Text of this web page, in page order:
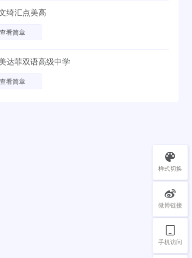
绮汇点美高
查看简章
达菲双语高级中学
查看简章
样式切换
微博链接
手机访问